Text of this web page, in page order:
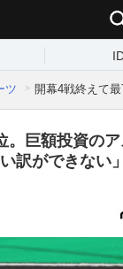
ツ 開幕4戦終えて
。巨額投資の
訳ができない